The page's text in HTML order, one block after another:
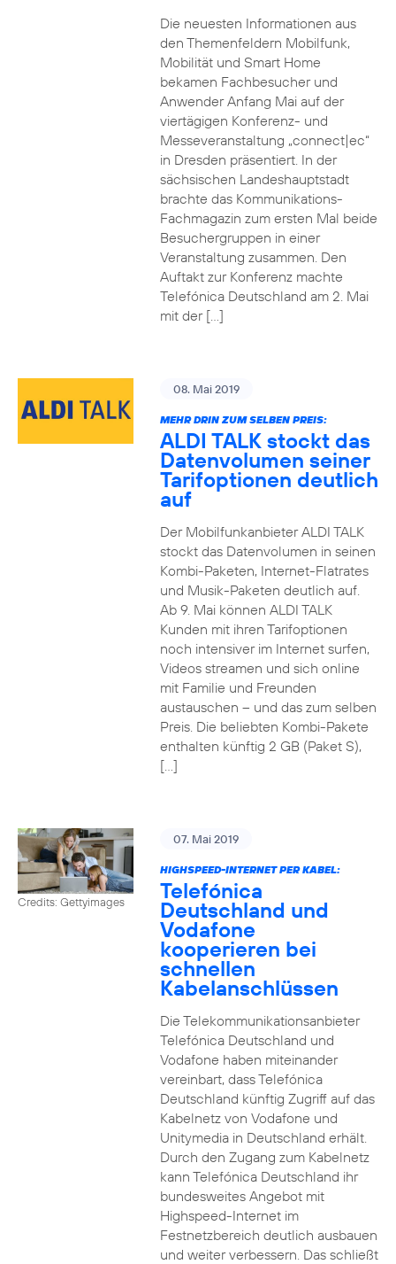
Die neuesten Informationen aus
den Themenfeldern Mobilfunk,
Mobilität und Smart Home
bekamen Fachbesucher und
Anwender Anfang Mai auf der
viertägigen Konferenz- und
Messeveranstaltung „connect|ec“
in Dresden präsentiert. In der
sächsischen Landeshauptstadt
brachte das Kommunikations-
Fachmagazin zum ersten Mal beide
Besuchergruppen in einer
Veranstaltung zusammen. Den
Auftakt zur Konferenz machte
Telefónica Deutschland am 2. Mai
mit der […]
08. Mai 2019
MEHR DRIN ZUM SELBEN PREIS:
ALDI TALK stockt das
Datenvolumen seiner
Tarifoptionen deutlich
auf
Der Mobilfunkanbieter ALDI TALK
stockt das Datenvolumen in seinen
Kombi-Paketen, Internet-Flatrates
und Musik-Paketen deutlich auf.
Ab 9. Mai können ALDI TALK
Kunden mit ihren Tarifoptionen
noch intensiver im Internet surfen,
Videos streamen und sich online
mit Familie und Freunden
austauschen – und das zum selben
Preis. Die beliebten Kombi-Pakete
enthalten künftig 2 GB (Paket S),
[…]
Credits: Gettyimages
07. Mai 2019
HIGHSPEED-INTERNET PER KABEL:
Telefónica
Deutschland und
Vodafone
kooperieren bei
schnellen
Kabelanschlüssen
Die Telekommunikationsanbieter
Telefónica Deutschland und
Vodafone haben miteinander
vereinbart, dass Telefónica
Deutschland künftig Zugriff auf das
Kabelnetz von Vodafone und
Unitymedia in Deutschland erhält.
Durch den Zugang zum Kabelnetz
kann Telefónica Deutschland ihr
bundesweites Angebot mit
Highspeed-Internet im
Festnetzbereich deutlich ausbauen
und weiter verbessern. Das schließt